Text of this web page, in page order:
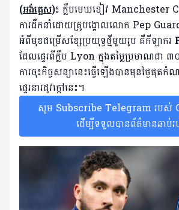
(អង់គ្លេស)៖ ក្លឹបមេឃខៀវ Manchester
ការដឹកនាំដោយគ្រូបង្គោលលោក Pep
អំពីមុខជម្រើសខ្សែប្រយុទ្ធថ្មីមួយរូប គឺកីឡាករ
ដែលផ្ទេរពីក្លឹប Lyon ក្នុងតម្លៃប្រមាណជ
ការចុះកិច្ចសន្យានេះធ្វើឡើងបានមុនថ្ងៃផុតកំ
ផ្ទេរនារដូវក្តៅនេះ។
សូម Subscribe Telegram របស់
ដើម្បីទទួលបានព័ត៌មានឆា